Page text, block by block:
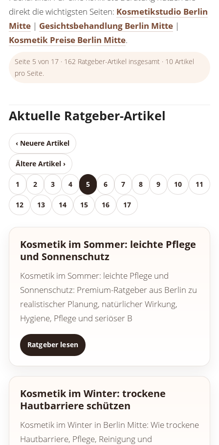
direkt die wichtigsten Seiten: Kosmetikstudio Berlin
Mitte | Gesichtsbehandlung Berlin Mitte |
Kosmetik Preise Berlin Mitte.
Seite 5 von 17 · 162 Ratgeber-Artikel insgesamt · 10 Artikel
pro Seite.
Aktuelle Ratgeber-Artikel
‹ Neuere Artikel
1 2 3 4 5 6 7 8 9 10 11
12 13 14 15 16 17
Ältere Artikel ›
Kosmetik im Sommer: leichte Pflege
und Sonnenschutz
Kosmetik im Sommer: leichte Pflege und
Sonnenschutz: Premium-Ratgeber aus Berlin zu
realistischer Planung, natürlicher Wirkung,
Hygiene, Pflege und seriöser B
Ratgeber lesen
Kosmetik im Winter: trockene
Hautbarriere schützen
Kosmetik im Winter in Berlin Mitte: Wie trockene
Hautbarriere, Pflege, Reinigung und